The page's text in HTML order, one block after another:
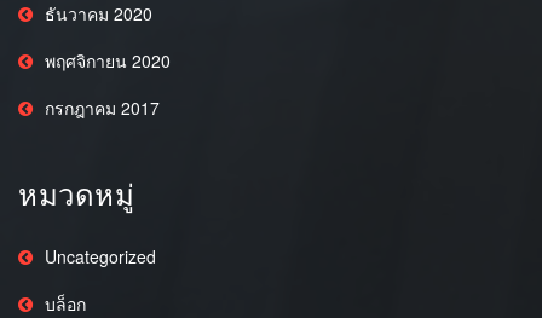
ธันวาคม 2020
พฤศจิกายน 2020
กรกฎาคม 2017
หมวดหมู่
Uncategorized
บล็อก